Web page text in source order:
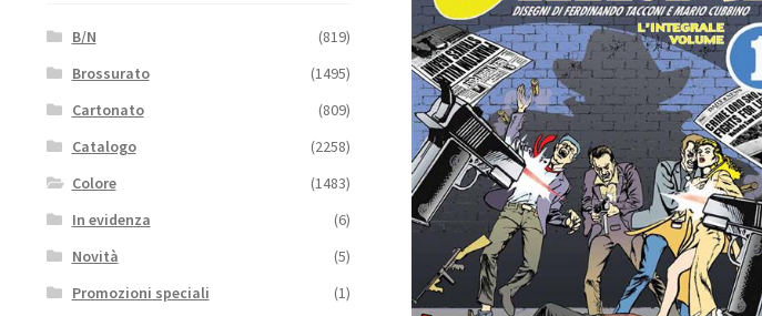
B/N
(819)
Brossurato
(1495)
Cartonato
(809)
Catalogo
(2258)
Colore
(1483)
In evidenza
(6)
Novità
(5)
Promozioni speciali
(1)